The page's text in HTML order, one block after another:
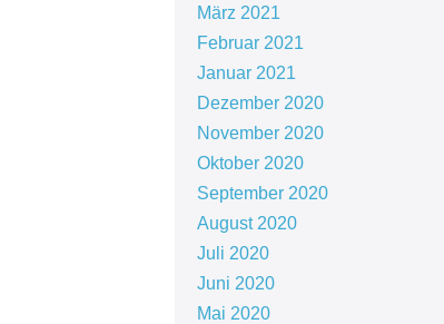
März 2021
Februar 2021
Januar 2021
Dezember 2020
November 2020
Oktober 2020
September 2020
August 2020
Juli 2020
Juni 2020
Mai 2020